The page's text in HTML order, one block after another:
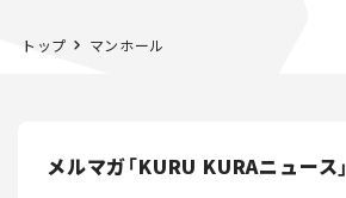
トップ マンホール
メルマガ「KURU KURAニュース」